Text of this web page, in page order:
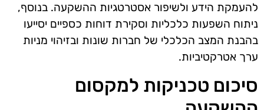
להעמקת הידע ולשיפור אסטרטגיות ההשקעה. בנוסף,
ניתוח השפעות כלכליות וסקירת דוחות כספיים יסייעו
בהבנת המצב הכלכלי של חברות שונות ובזיהוי מניות
ערך אטרקטיביות.
סיכום טכניקות למקסום